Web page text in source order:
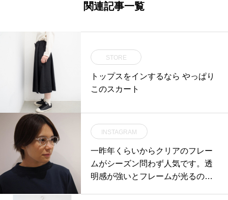
関連記事一覧
STORE
トップスをインするなら やっぱり
このスカート
INSTAGRAM
一昨年くらいからクリアのフレー
ムがシーズン問わず人気です。透
明感が強いとフレームが光るので